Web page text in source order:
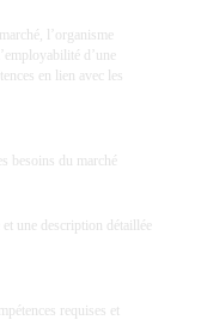
l’organisme
d’une
en lien avec les
besoins du marché
une description détaillée
requises et